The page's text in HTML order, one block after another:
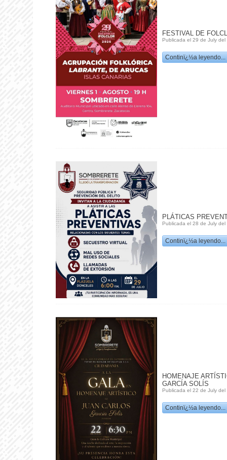
FESTIVAL DE
Publicada el 29 de July del
Continï¿½a leyendo...
PLÁTICAS
Publicada el 28 de July del
Continï¿½a leyendo...
HOMENAJE
GARCÍA SOLÍS
Publicada el 22 de July del
Continï¿½a leyendo...